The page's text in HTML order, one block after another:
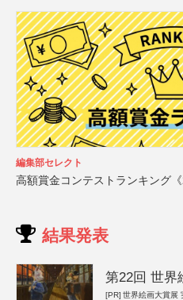
編集部セレクト
高額賞金コンテストランキング《
結果発表
第22回 世界
[PR] 世界絵画大賞展